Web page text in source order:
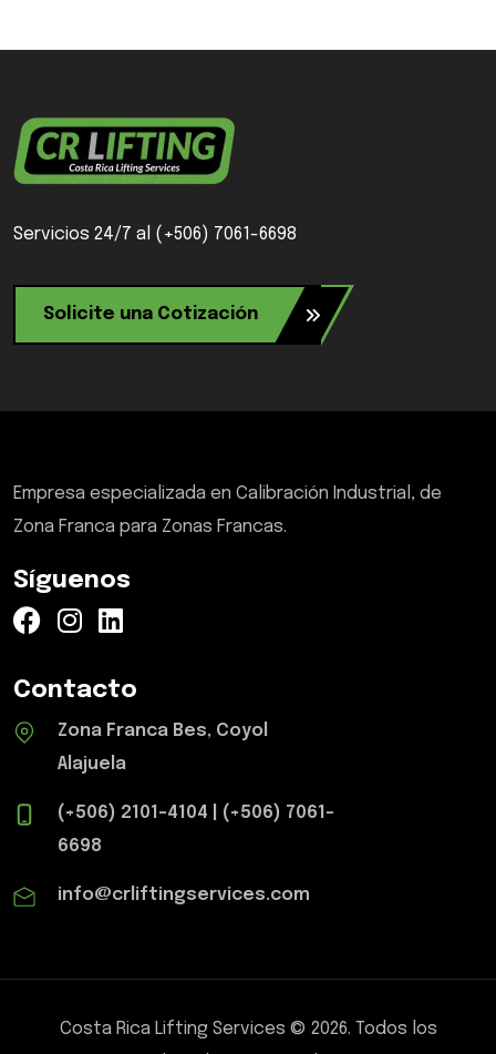
Servicios 24/7 al (+506) 7061-6698
Solicite una Cotización
Empresa especializada en Calibración Industrial, de
Zona Franca para Zonas Francas.
Síguenos
Contacto
Zona Franca Bes, Coyol
Alajuela
(+506) 2101-4104
(+506) 7061-
6698
info@crliftingservices.com
Costa Rica Lifting Services © 2026. Todos los